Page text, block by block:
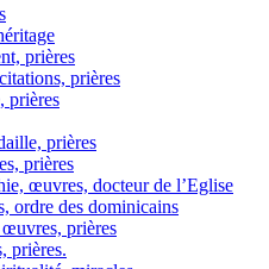
prières
prières
prières
prières
prières
œuvres, docteur de l’Eglise
ordre des dominicains
œuvres, prières
prières.